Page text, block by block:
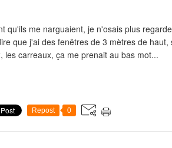
qu'ils me narguaient, je n'osais plus
que j'ai des fenêtres de 3 mètres de
les carreaux, ça me prenait au bas mot...
Repost 0